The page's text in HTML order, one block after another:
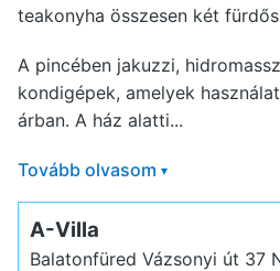
teakonyha összesen két
A pincében jakuzzi,
kondigépek, amelyek
árban. A ház alatti...
Tovább olvasom ▾
A-Villa
Balatonfüred Vázsonyi út 37